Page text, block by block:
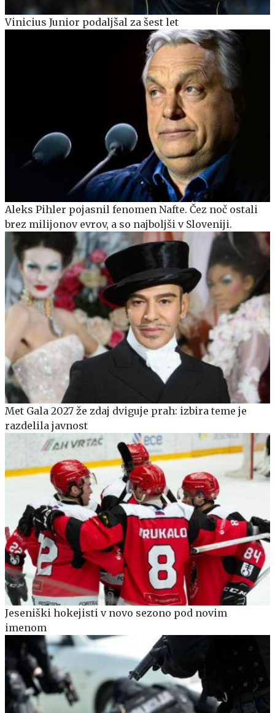
Vinicius Junior podaljšal za šest let
Aleks Pihler pojasnil fenomen Nafte. Čez noč ostali
brez milijonov evrov, a so najboljši v Sloveniji.
Met Gala 2027 že zdaj dviguje prah: izbira teme je
razdelila javnost
Jeseniški hokejisti v novo sezono pod novim
imenom